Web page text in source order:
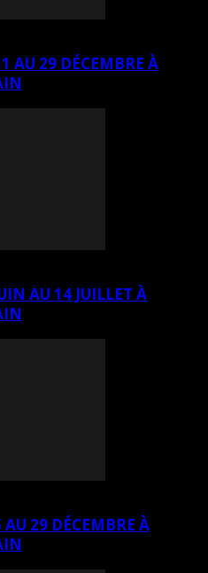
AU 29 DÉCEMBRE À
AU 14 JUILLET À
AU 29 DÉCEMBRE À